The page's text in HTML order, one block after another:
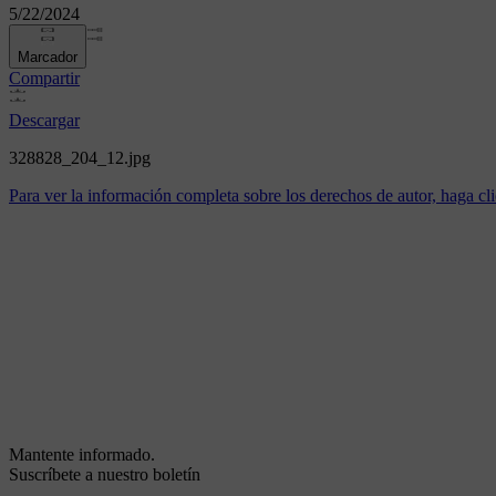
5/22/2024
Marcador
Compartir
Descargar
328828_204_12.jpg
Para ver la información completa sobre los derechos de autor, haga